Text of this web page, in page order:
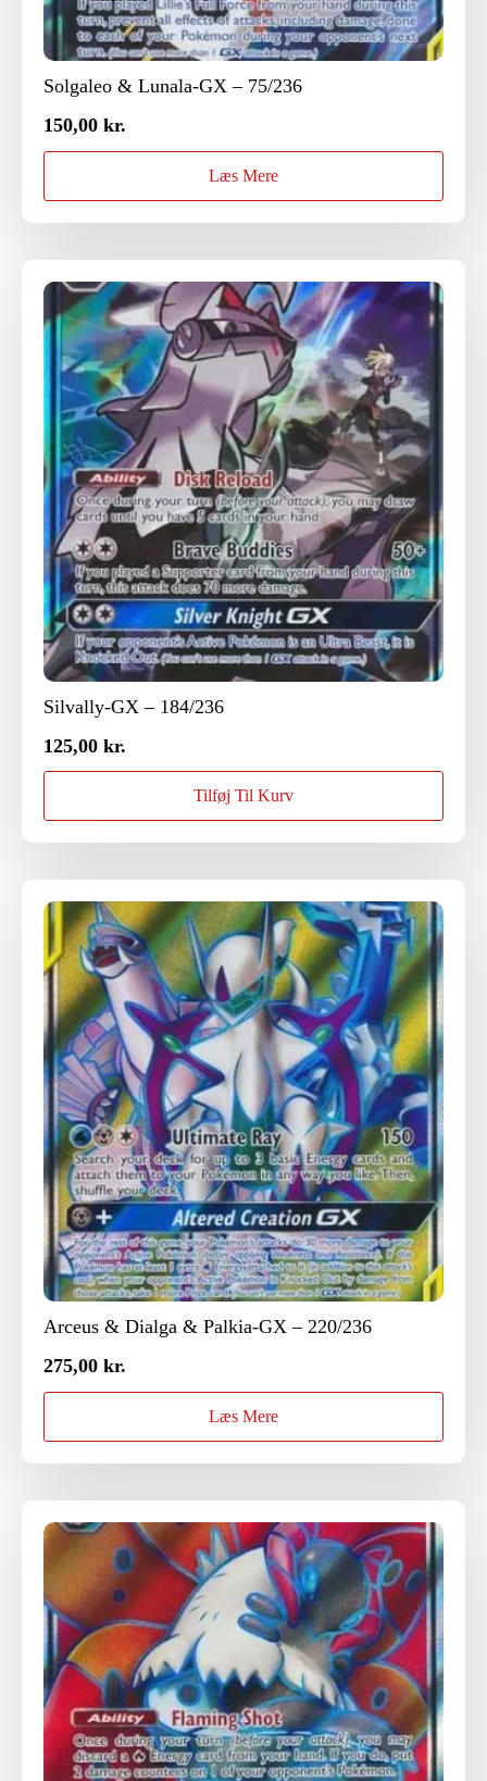
Solgaleo & Lunala-GX – 75/236
150,00 kr.
Læs Mere
Silvally-GX – 184/236
125,00 kr.
Tilføj Til Kurv
Arceus & Dialga & Palkia-GX – 220/236
275,00 kr.
Læs Mere